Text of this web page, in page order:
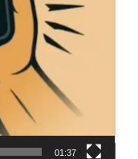
01:37